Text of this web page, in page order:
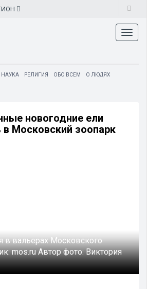
НАУКА РЕЛИГИЯ ОБО ВСЕМ
О ЛЮДЯХ
новогодние ели
в Московский зоопарк
в вальерах Московского
mos.ruАвтор фото:Виктория